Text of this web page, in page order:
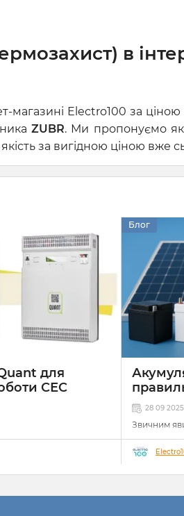
в
магазині Electro100 за ціною
ZUBR. Ми пропонуємо
за вигідною ціною вже
для
СЕС
Блог
28 09 2025
Звичним
працюють